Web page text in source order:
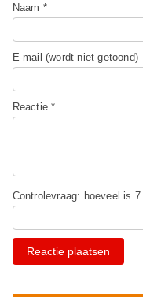
Naam *
E-mail (wordt niet getoond)
Reactie *
Controlevraag: hoeveel is
Reactie plaatsen